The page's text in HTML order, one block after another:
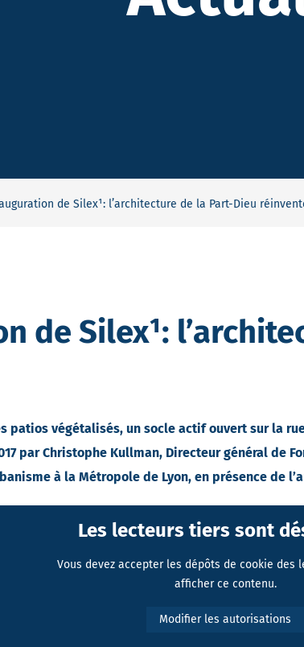
de Silex¹: l’architecture de la Part-Dieu
de Silex¹:
patios végétalisés, un socle actif ouvert sur la
par Christophe Kullman, Directeur général de
à la Métropole de Lyon, en présence de
Les lecteurs tiers sont
Vous devez accepter les dépôts de cookie des
afficher ce contenu.
Modifier les autorisations